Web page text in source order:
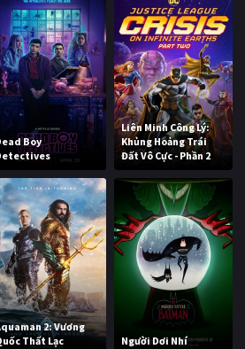
Boy
Liên Minh Công Lý:
Khủng Hoảng Trái
Đất Vô Cực - Phần 2
2: Vương
Thất Lạc
Người Dơi Nhí